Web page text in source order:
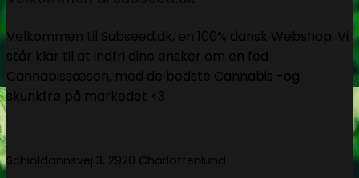
Velkommen til Subseed.dk, en 100% dansk Webshop. Vi
står klar til at indfri dine ønsker om en fed
Cannabissæson, med de bedste Cannabis -og
skunkfrø på markedet <3
Schioldannsvej 3, 2920 Charlottenlund